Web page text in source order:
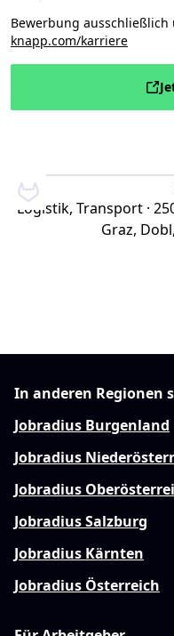
Bewerbung ausschließlich
knapp.com/karriere
Logistik, Transport ·
Graz,
In anderen Regionen
Jobradius Burgenland
Jobradius
Jobradius
Jobradius Salzburg
Jobradius Kärnten
Jobradius Österreich